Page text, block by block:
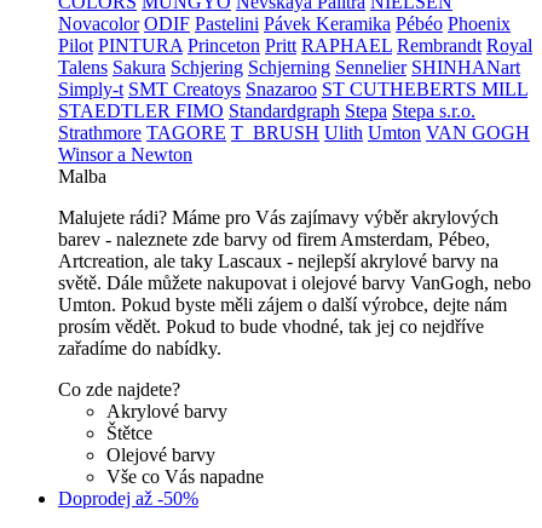
Novacolor ODIF Pastelini Pávek Keramika Pébéo Phoenix
Pilot PINTURA Princeton Pritt RAPHAEL Rembrandt Royal
Talens Sakura Schjering Schjerning Sennelier SHINHANart
Simply-t SMT Creatoys Snazaroo ST CUTHEBERTS MILL
STAEDTLER FIMO Standardgraph Stepa Stepa s.r.o.
Strathmore TAGORE T_BRUSH Ulith Umton VAN GOGH
Winsor a Newton
Malba
Malujete rádi? Máme pro Vás zajímavy výběr akrylových
barev - naleznete zde barvy od firem Amsterdam, Pébeo,
Artcreation, ale taky Lascaux - nejlepší akrylové barvy na
světě. Dále můžete nakupovat i olejové barvy VanGogh, nebo
Umton. Pokud byste měli zájem o další výrobce, dejte nám
prosím vědět. Pokud to bude vhodné, tak jej co nejdříve
zařadíme do nabídky.
Co zde najdete?
Akrylové barvy
Štětce
Olejové barvy
Vše co Vás napadne
Doprodej až -50%